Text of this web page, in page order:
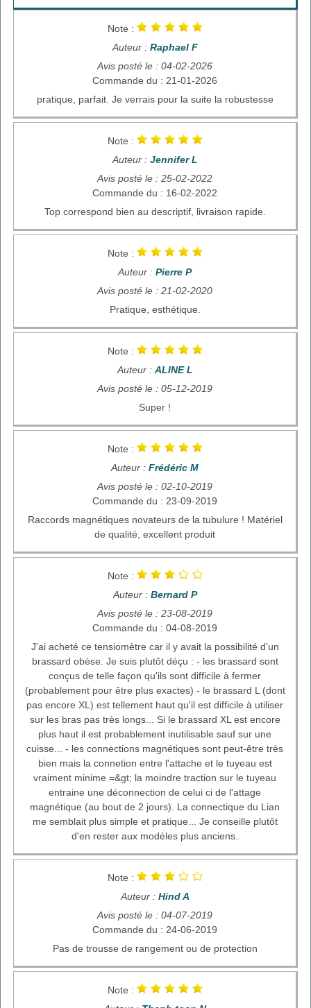
Note :
Auteur : Raphael F
Avis posté le : 04-02-2026
Commande du : 21-01-2026
pratique, parfait. Je verrais pour la suite la robustesse
Note :
Auteur : Jennifer L
Avis posté le : 25-02-2022
Commande du : 16-02-2022
Top correspond bien au descriptif, livraison rapide.
Note :
Auteur : Pierre P
Avis posté le : 21-02-2020
Pratique, esthétique.
Note :
Auteur : ALINE L
Avis posté le : 05-12-2019
Super !
Note :
Auteur : Frédéric M
Avis posté le : 02-10-2019
Commande du : 23-09-2019
Raccords magnétiques novateurs de la tubulure ! Matériel
de qualité, excellent produit
Note :
Auteur : Bernard P
Avis posté le : 23-08-2019
Commande du : 04-08-2019
J'ai acheté ce tensiomètre car il y avait la possibilité d'un
brassard obèse. Je suis plutôt déçu : - les brassard sont
conçus de telle façon qu'ils sont difficile à fermer
(probablement pour être plus exactes) - le brassard L (dont
pas encore XL) est tellement haut qu'il est difficile à utiliser
sur les bras pas très longs... Si le brassard XL est encore
plus haut il est probablement inutilisable sauf sur une
cuisse... - les connections magnétiques sont peut-être très
bien mais la connetion entre l'attache et le tuyeau est
vraiment minime =&gt; la moindre traction sur le tuyeau
entraine une déconnection de celui ci de l'attage
magnétique (au bout de 2 jours). La connectique du Lian
me semblait plus simple et pratique... Je conseille plutôt
d'en rester aux modèles plus anciens.
Note :
Auteur : Hind A
Avis posté le : 04-07-2019
Commande du : 24-06-2019
Pas de trousse de rangement ou de protection
Note :